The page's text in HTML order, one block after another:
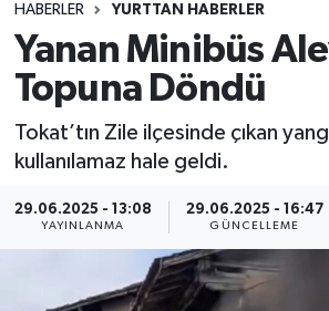
HABERLER YURTTAN HABERLER
Yanan Minibüs
Topuna Döndü
Tokat’tın Zile ilçesinde çıkan
kullanılamaz hale geldi.
29.06.2025 - 13:08
YAYINLANMA
29.06.2025 - 16:47
GÜNCELLEME
Yurttan Haberler
Ekonomi
Teknoloji
Sağlık
Rize Trafik Yoğunluk Haritası
Süper Lig Puan Durumu ve
Tüm Manşetler
Son Dakika Haberleri
Haber Arşivi